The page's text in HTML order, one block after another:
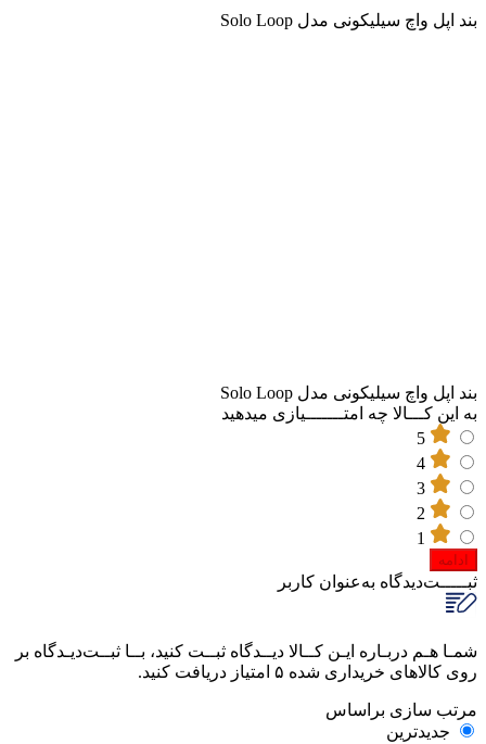
بند اپل واچ سیلیکونی مدل Solo Loop
بند اپل واچ سیلیکونی مدل Solo Loop
به این کـــالا چه امتـــــــیازی میدهید
ادامه
ثبـــــت‌دیدگاه به‌عنوان کاربر
شمـا هـم دربـاره ایـن کــالا دیــدگاه ثبــت کنید، بــا ثبــت‌دیـدگاه بر
روی کالاهای خریداری شده ۵ امتیاز دریافت کنید.
مرتب‌ سازی‌ بر‌اساس
جدیدترین